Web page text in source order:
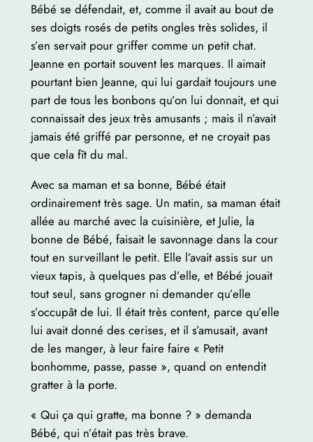
Bébé se défendait, et, comme il avait au bout de
ses doigts rosés de petits ongles très solides, il
s’en servait pour griffer comme un petit chat.
Jeanne en portait souvent les marques. Il aimait
pourtant bien Jeanne, qui lui gardait toujours une
part de tous les bonbons qu’on lui donnait, et qui
connaissait des jeux très amusants ; mais il n’avait
jamais été griffé par personne, et ne croyait pas
que cela fît du mal.
Avec sa maman et sa bonne, Bébé était
ordinairement très sage. Un matin, sa maman était
allée au marché avec la cuisinière, et Julie, la
bonne de Bébé, faisait le savonnage dans la cour
tout en surveillant le petit. Elle l’avait assis sur un
vieux tapis, à quelques pas d’elle, et Bébé jouait
tout seul, sans grogner ni demander qu’elle
s’occupât de lui. Il était très content, parce qu’elle
lui avait donné des cerises, et il s’amusait, avant
de les manger, à leur faire faire « Petit
bonhomme, passe, passe », quand on entendit
gratter à la porte.
« Qui ça qui gratte, ma bonne ? » demanda
Bébé, qui n’était pas très brave.